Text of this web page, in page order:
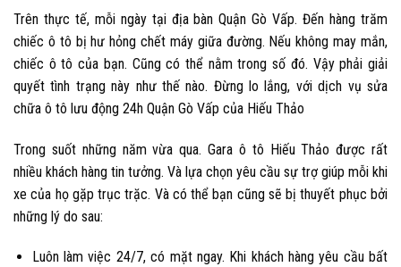
Trên thực tế, mỗi ngày tại địa bàn Quận Gò Vấp. Đến hàng trăm
chiếc ô tô bị hư hỏng chết máy giữa đường. Nếu không may mắn,
chiếc ô tô của bạn. Cũng có thể nằm trong số đó. Vậy phải giải
quyết tình trạng này như thế nào. Đừng lo lắng, với dịch vụ sửa
chữa ô tô lưu động 24h Quận Gò Vấp của Hiếu Thảo
Trong suốt những năm vừa qua. Gara ô tô Hiếu Thảo được rất
nhiều khách hàng tin tưởng. Và lựa chọn yêu cầu sự trợ giúp mỗi khi
xe của họ gặp trục trặc. Và có thể bạn cũng sẽ bị thuyết phục bởi
những lý do sau:
Luôn làm việc 24/7, có mặt ngay. Khi khách hàng yêu cầu bất